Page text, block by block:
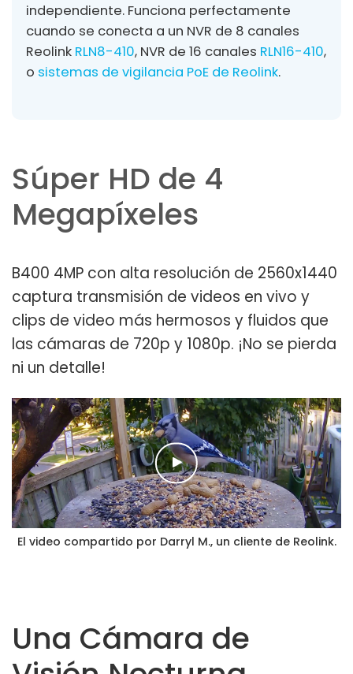
independiente. Funciona perfectamente
cuando se conecta a un NVR de 8 canales
Reolink RLN8-410, NVR de 16 canales RLN16-410,
o sistemas de vigilancia PoE de Reolink.
Súper HD de 4
Megapíxeles
B400 4MP con alta resolución de 2560x1440
captura transmisión de videos en vivo y
clips de video más hermosos y fluidos que
las cámaras de 720p y 1080p. ¡No se pierda
ni un detalle!
El video compartido por Darryl M., un cliente de Reolink.
Una Cámara de